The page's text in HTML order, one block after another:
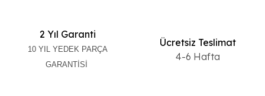
2 Yıl Garanti
10 YIL YEDEK PARÇA
GARANTİSİ
Ücretsiz Teslimat
4-6 Hafta